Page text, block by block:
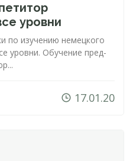
уровни
по изу­че­нию не­мец­ко­го
уров­ни. Обу­че­ние пред­
17.01.20